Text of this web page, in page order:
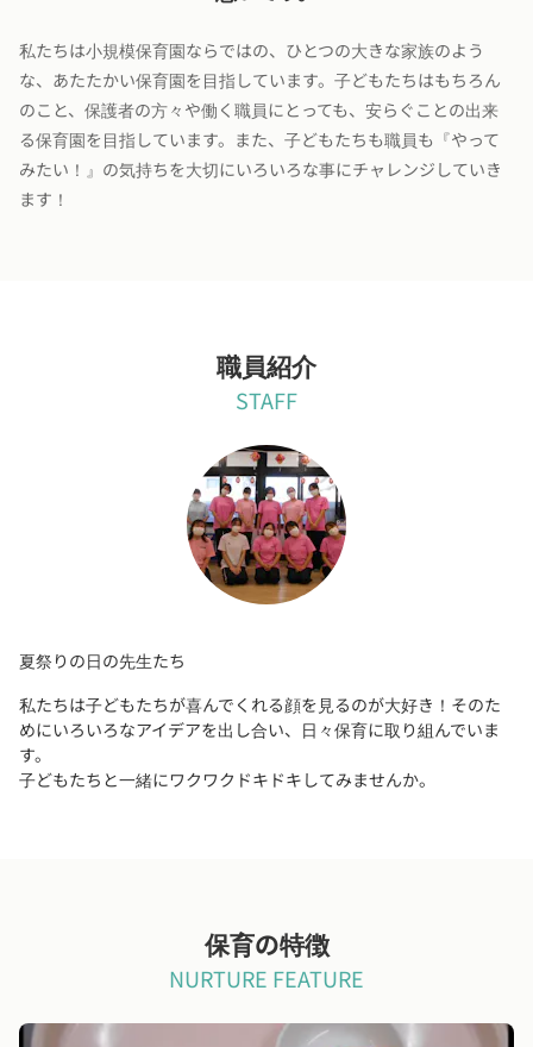
私たちは小規模保育園ならではの、ひとつの大きな家族のよう
な、あたたかい保育園を目指しています。子どもたちはもちろん
のこと、保護者の方々や働く職員にとっても、安らぐことの出来
る保育園を目指しています。また、子どもたちも職員も『やって
みたい！』の気持ちを大切にいろいろな事にチャレンジしていき
ます！
職員紹介
STAFF
夏祭りの日の先生たち
私たちは子どもたちが喜んでくれる顔を見るのが大好き！そのた
めにいろいろなアイデアを出し合い、日々保育に取り組んでいま
す。
子どもたちと一緒にワクワクドキドキしてみませんか。
保育の特徴
NURTURE FEATURE